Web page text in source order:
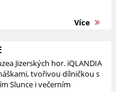
Více
Jizerských hor. iQLANDIA
tvořivou dílničkou s
Slunce i večerním